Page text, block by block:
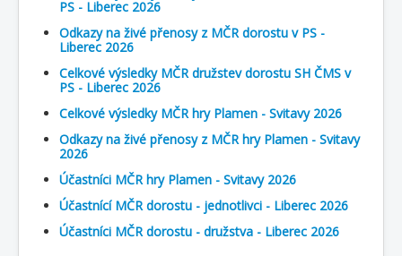
PS - Liberec 2026
Odkazy na živé přenosy z MČR dorostu v PS -
Liberec 2026
Celkové výsledky MČR družstev dorostu SH ČMS v
PS - Liberec 2026
Celkové výsledky MČR hry Plamen - Svitavy 2026
Odkazy na živé přenosy z MČR hry Plamen - Svitavy
2026
Účastníci MČR hry Plamen - Svitavy 2026
Účastnící MČR dorostu - jednotlivci - Liberec 2026
Účastníci MČR dorostu - družstva - Liberec 2026